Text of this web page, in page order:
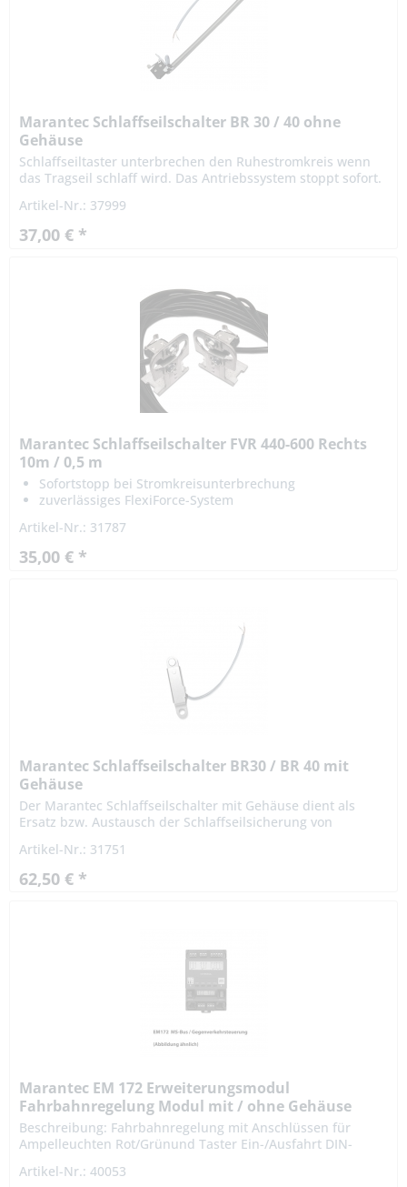
Marantec Schlaffseilschalter BR 30 / 40 ohne
Gehäuse
Schlaffseiltaster unterbrechen den Ruhestromkreis wenn
das Tragseil schlaff wird. Das Antriebssystem stoppt sofort.
Schutzart:...
Artikel-Nr.: 37999
37,00 € *
Marantec Schlaffseilschalter FVR 440-600 Rechts
10m / 0,5 m
Sofortstopp bei Stromkreisunterbrechung
zuverlässiges FlexiForce-System
Artikel-Nr.: 31787
35,00 € *
Marantec Schlaffseilschalter BR30 / BR 40 mit
Gehäuse
Der Marantec Schlaffseilschalter mit Gehäuse dient als
Ersatz bzw. Austausch der Schlaffseilsicherung von
unterbrechen den...
Artikel-Nr.: 31751
62,50 € *
Marantec EM 172 Erweiterungsmodul
Fahrbahnregelung Modul mit / ohne Gehäuse
Beschreibung: Fahrbahnregelung mit Anschlüssen für
Ampelleuchten Rot/Grünund Taster Ein-/Ausfahrt DIN-
AC Technische Daten...
Artikel-Nr.: 40053